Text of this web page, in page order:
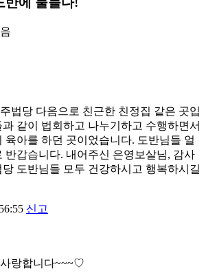
법당 다음으로 친근한 친정집 같은 곳입
같이 법회하고 나누기하고 수행하면서
육아를 하던 곳이었습니다. 도반님들 얼
반갑습니다. 내어주신 은영보살님, 감사
도반님들 모두 건강하시고 행복하시길
신고
랑합니다~~~♡